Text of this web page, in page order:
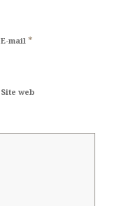
E-mail *
Site web